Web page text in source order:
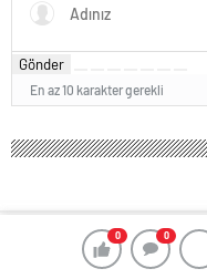
0 0
Gönder
En az 10 karakter gerekli